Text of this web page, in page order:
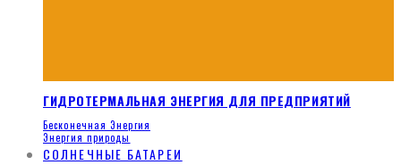
ГИДРОТЕРМАЛЬНАЯ ЭНЕРГИЯ ДЛЯ ПРЕДПРИЯТИЙ
Бесконечная Энергия
Энергия природы
СОЛНЕЧНЫЕ БАТАРЕИ